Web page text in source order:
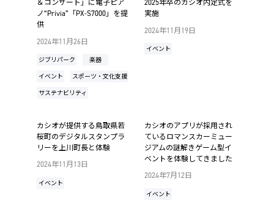
2024年11月26日
ジブリパーク 楽器
イベント スポーツ・文化支援
サステナビリティ
＆コンサート」に電子ピア
ノ“Privia”「PX-S7000」を提
供
2024年11月19日
イベント
2025年卒のカシオ内定式を
実施
2024年11月13日
イベント
カシオが提供する鳥取県若
桜町のデジタルスタンプラ
リーを上川町長と体験
2024年7月12日
イベント
カシオのアプリが採用され
ているロマンスカーミュー
ジアムの謎解きゲーム型イ
ベントを体験してきました